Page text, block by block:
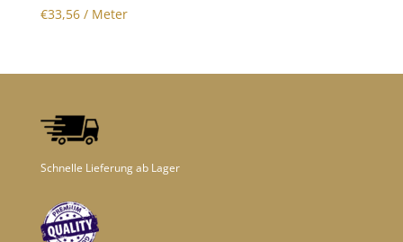
€33,56/ Meter
Schnelle Lieferung ab Lager